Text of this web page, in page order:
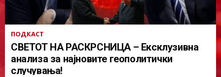
ПОДКАСТ
СВЕТОТ НА РАСКРСНИЦА – Ексклузивна
анализа за најновите геополитички
случувања!